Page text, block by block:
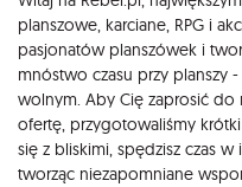
planszowe, karciane, RPG i
pasjonatów planszówek i
mnóstwo czasu przy planszy
wolnym. Aby Cię zaprosić do
ofertę, przygotowaliśmy
się z bliskimi, spędzisz czas
tworząc niezapomniane